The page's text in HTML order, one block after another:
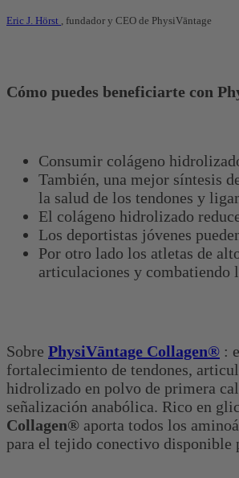
Eric J. Hörst , fundador y CEO de PhysiVāntage
Cómo puedes beneficiarte con
Consumir colágeno
También, una mejor síntesis
la salud de los tendones y
El colágeno hidrolizado
Los deportistas jóvenes
Por otro lado los atletas de
articulaciones y combatiendo
Sobre PhysiVāntage Collagen® :
fortalecimiento de tendones,
hidrolizado en polvo de primera
señalización anabólica. Rico en
Collagen® aporta todos los
para el tejido conectivo disponible